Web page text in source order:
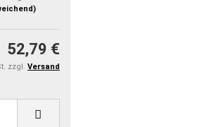
52,79 €
zzgl. Versand